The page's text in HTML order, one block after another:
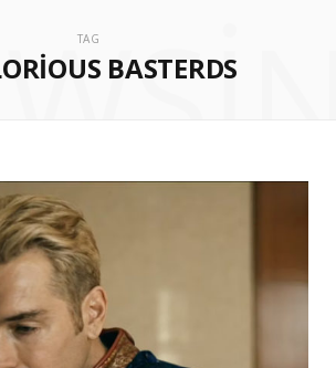
TAG
BASTERDS